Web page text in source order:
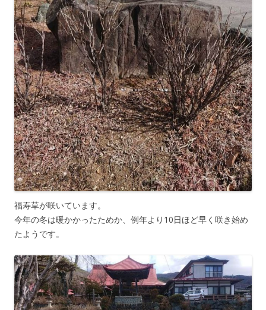
福寿草が咲いています。
今年の冬は暖かかったためか、例年より10日ほど早く咲き始め
たようです。